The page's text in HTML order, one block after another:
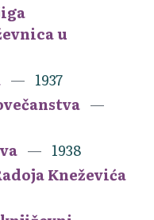
u
1937
1938
Kneževića